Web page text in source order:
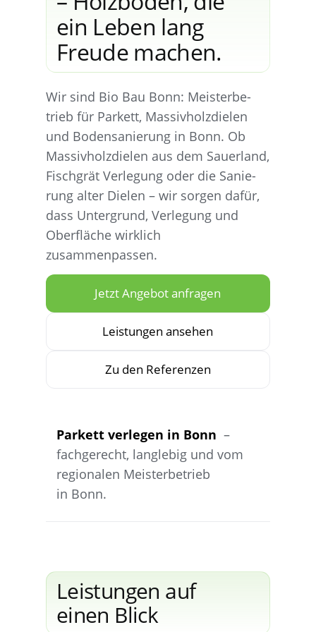
ein Leben lang
Freu­de machen.
Wir sind Bio Bau Bonn: Meis­ter­be­
trieb für Par­kett, Mas­siv­holz­die­len
und Boden­sa­nie­rung in Bonn. Ob
Mas­siv­holz­die­len aus dem Sau­er­land,
Fisch­grät Ver­le­gung oder die Sanie­
rung alter Die­len – wir sor­gen dafür,
dass Unter­grund, Ver­le­gung und
Ober­flä­che wirk­lich
zusammenpassen.
Jetzt Ange­bot anfragen
Leis­tun­gen ansehen
Zu den Referenzen
Par­kett ver­le­gen in Bonn –
fach­ge­recht, lang­le­big und vom
regio­na­len Meis­ter­be­trieb
in Bonn.
Leis­tun­gen auf
einen Blick